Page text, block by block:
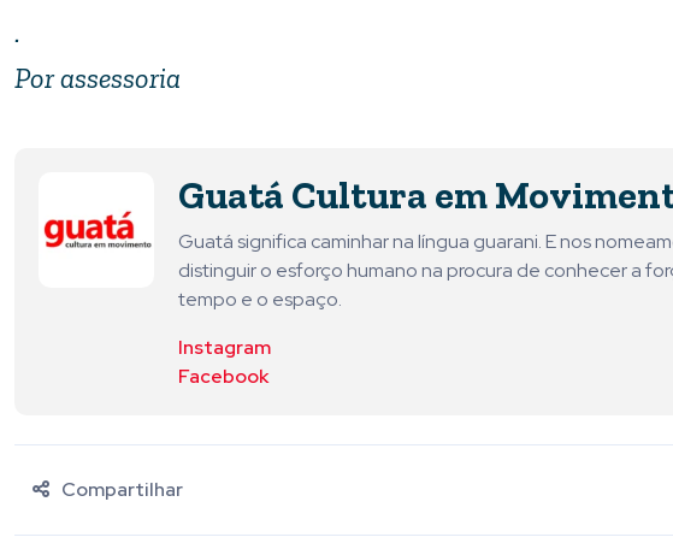
.
Por assessoria
Guatá Cultura em
Guatá significa caminhar na língua guarani. E nos
distinguir o esforço humano na procura de conhecer a
tempo e o espaço.
Instagram
Facebook
Compartilhar